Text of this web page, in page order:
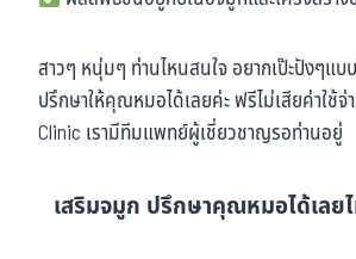
สาวๆ หนุ่มๆ ท่านไหนสนใจ อยากเป๊ะปังๆแบ
ปรึกษาให้คุณหมอได้เลยค่ะ ฟรีไม่เสียค่าใช้จ่
Clinic เรามีทีมแพทย์ผู้เชี่ยวชาญรอท่านอยู่
เสริมจมูก ปรึกษาคุณหมอได้เลยไ